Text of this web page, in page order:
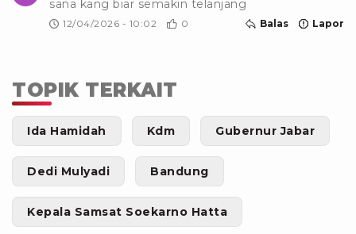
sana kang biar semakin telanjang
12/04/2026 - 10:02 0 Balas Lapor
TOPIK TERKAIT
Ida Hamidah Kdm Gubernur Jabar
Dedi Mulyadi Bandung
Kepala Samsat Soekarno Hatta